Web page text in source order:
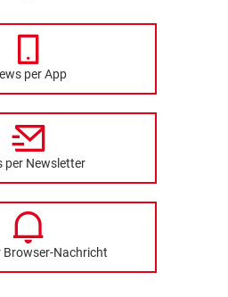
per App
per Newsletter
Browser-Nachricht